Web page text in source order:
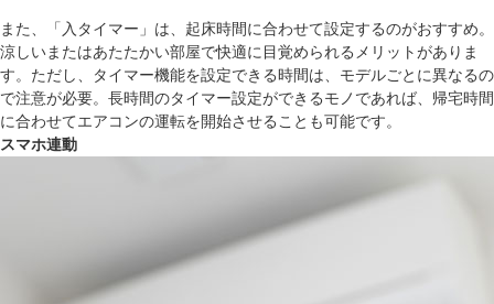
また、「入タイマー」は、起床時間に合わせて設定するのがおすすめ。
涼しいまたはあたたかい部屋で快適に目覚められるメリットがありま
す。ただし、タイマー機能を設定できる時間は、モデルごとに異なるの
で注意が必要。長時間のタイマー設定ができるモノであれば、帰宅時間
に合わせてエアコンの運転を開始させることも可能です。
スマホ連動